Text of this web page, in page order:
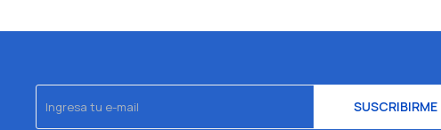
SUSCRIBIRME